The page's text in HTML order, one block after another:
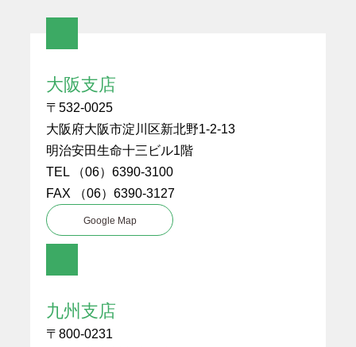
大阪支店
〒532-0025
大阪府大阪市淀川区新北野1-2-13
明治安田生命十三ビル1階
TEL （06）6390-3100
FAX （06）6390-3127
Google Map
九州支店
〒800-0231